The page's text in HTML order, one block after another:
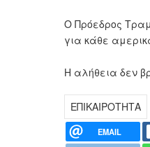
Ο Πρόεδρος
για κάθε
Η αλήθεια δεν
ΕΠΙΚΑΙΡΟΤΗΤΑ
EMAIL